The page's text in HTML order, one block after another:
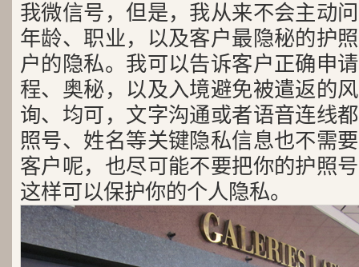
我微信号，但是，我从来不会主动
年龄、职业，以及客户最隐秘的护
户的隐私。我可以告诉客户正确申
程、奥秘，以及入境避免被遣返的
询、均可，文字沟通或者语音连线
照号、姓名等关键隐私信息也不需
客户呢，也尽可能不要把你的护照
这样可以保护你的个人隐私。